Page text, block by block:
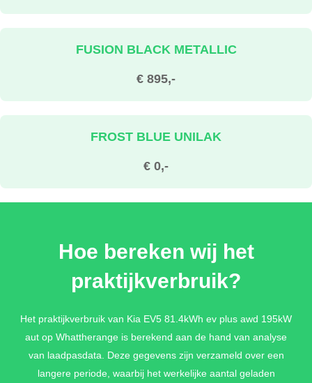
€ 895,-
FUSION BLACK METALLIC
€ 0,-
FROST BLUE UNILAK
€ 895,-
€ 895,-
Hoe bereken wij het
praktijkverbruik?
Het praktijkverbruik van Kia EV5 81.4kWh ev plus awd 195kW
aut op Whattherange is berekend aan de hand van analyse
van laadpasdata. Deze gegevens zijn verzameld over een
langere periode, waarbij het werkelijke aantal geladen